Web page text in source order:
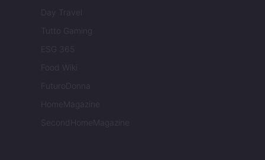
Day Travel
Tutto Gaming
ESG 365
Food Wiki
FuturoDonna
HomeMagazine
SecondHomeMagazine